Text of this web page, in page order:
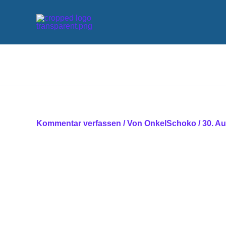
Kommentar verfassen / Von OnkelSchoko /30.